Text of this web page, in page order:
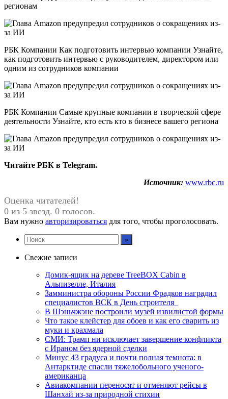
регионам
РБК Компании Как подготовить интервью компании Узнайте,
как подготовить интервью с руководителем, директором или
одним из сотрудников компании
РБК Компании Самые крупные компании в творческой сфере
деятельности Узнайте, кто есть кто в бизнесе вашего региона
Читайте РБК в Telegram.
Источник: www.rbc.ru
Оценка читателей!
0 из 5 звезд. 0 голосов.
Вам нужно авторизироваться для того, чтобы проголосовать.
Свежие записи
Домик-ящик на дереве TreeBOX Cabin в
Альпизелле, Италия
Замминистра обороны России Фрадков наградил
специалистов ВСК в День строителя
В Шэньчжэне построили музей извилистой формы
Что такое клейстер для обоев и как его сварить из
муки и крахмала
СМИ: Трамп ни исключает завершение конфликта
с Ираном без ядерной сделки
Минус 43 градуса и почти полная темнота: в
Антарктиде спасли тяжелобольного ученого-
американца
Авиакомпании переносят и отменяют рейсы в
Шанхай из-за природной стихии